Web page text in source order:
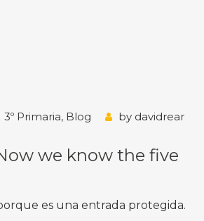
3º Primaria, Blog by davidrear
we know the five
es una entrada protegida.